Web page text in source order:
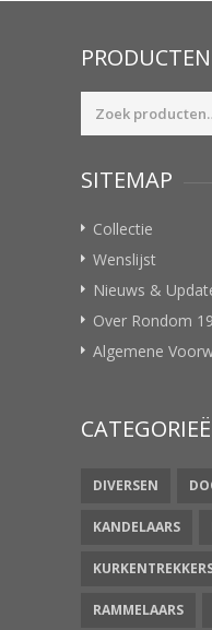
Zoeken
SITEMAP
Collectie
Wenslijst
Nieuws &
Over Rondom
Algemene
DIVERSEN
KANDELAARS
RAMMELAARS